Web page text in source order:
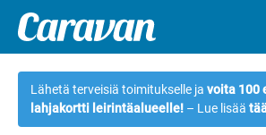
suoraan
sisältöön
Caravan-
lehti
Leirintämatkailun
erikoislehti
Lähetä terveisiä toimitukselle ja voita 100
lahjakortti leirintäalueelle! – Lue lisää